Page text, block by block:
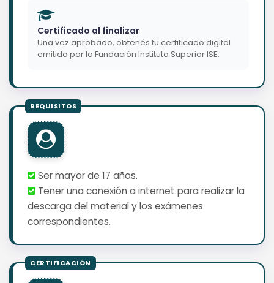
Certificado al finalizar
Una vez aprobado, obtenés tu certificado digital
emitido por la Fundación Instituto Superior ISE.
Ser mayor de 17 años.
Tener una conexión a internet para realizar la
descarga del material y los exámenes
correspondientes.